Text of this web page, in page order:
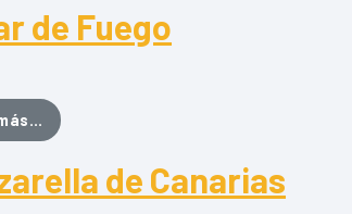
de Fuego
from Lagar de Fuego
de Canarias